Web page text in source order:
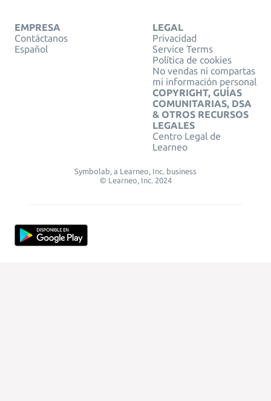
EMPRESA
Contáctanos
Español
LEGAL
Privacidad
Service Terms
Política de cookies
No vendas ni compartas
mi información personal
COPYRIGHT, GUÍAS
COMUNITARIAS, DSA
& OTROS RECURSOS
LEGALES
Centro Legal de
Learneo
Symbolab, a Learneo, Inc. business
© Learneo, Inc. 2024